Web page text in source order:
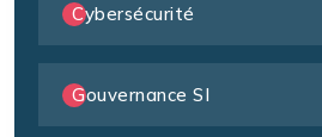
Cybersécurité
Gouvernance SI